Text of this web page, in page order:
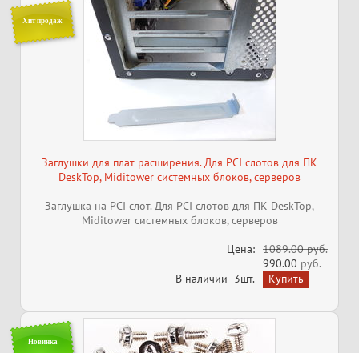
Хит продаж
Заглушки для плат расширения. Для PCI слотов для ПК
DeskTop, Miditower системных блоков, серверов
Заглушка на PCI слот. Для PCI слотов для ПК DeskTop,
Miditower системных блоков, серверов
Цена: 1089.00 руб.
990.00 руб.
В наличии 3шт.
Новинка